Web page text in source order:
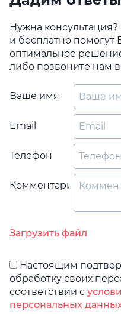
Нужна
и бесплатно помогут
оптимальное
либо позвоните нам
Ваше имя
Email
Телефон
Комментарий
Загрузить файл
Настоящим
обработку своих
соответствии с
персональных